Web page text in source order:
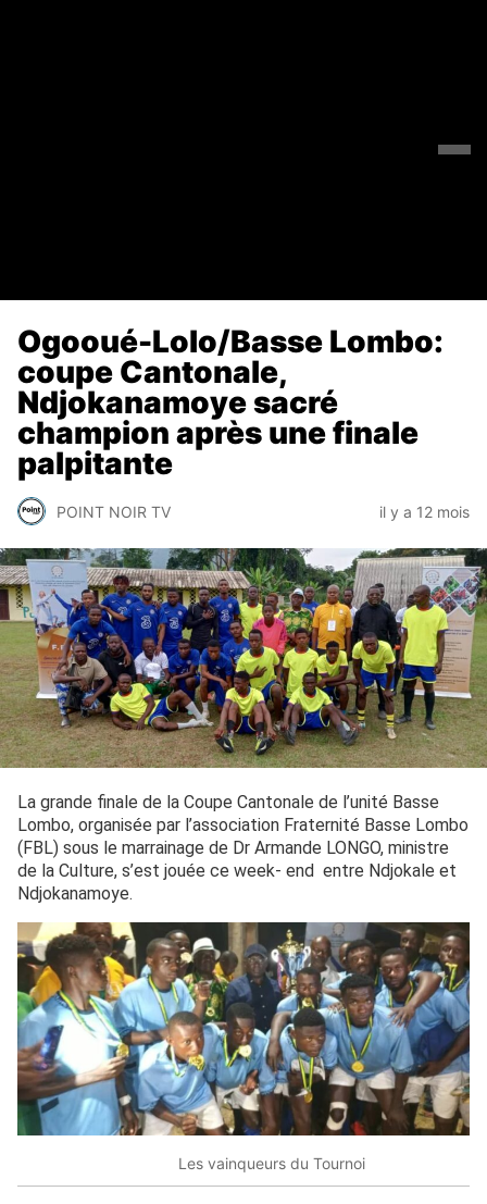
Ogooué-Lolo/Basse Lombo:
coupe Cantonale,
Ndjokanamoye sacré
champion après une finale
palpitante
POINT NOIR TV il y a 12 mois
La grande finale de la Coupe Cantonale de l’unité Basse
Lombo, organisée par l’association Fraternité Basse Lombo
(FBL) sous le marrainage de Dr Armande LONGO, ministre
de la Culture, s’est jouée ce week- end entre Ndjokale et
Ndjokanamoye.
Les vainqueurs du Tournoi